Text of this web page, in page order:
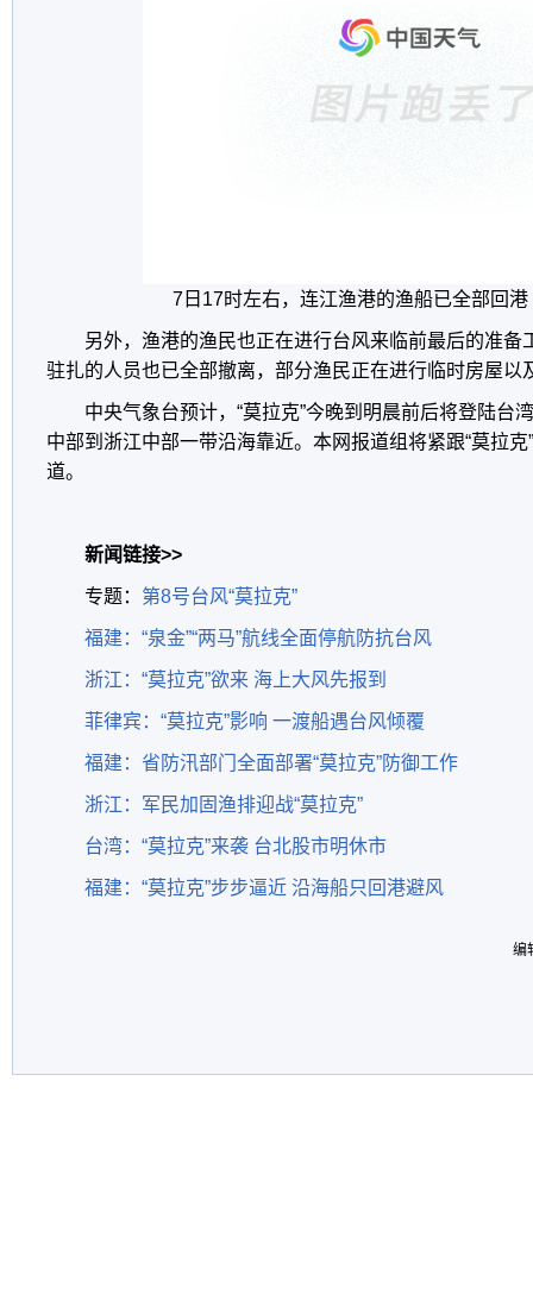
7日17时左右，连江渔港的渔船已全部回
另外，渔港的渔民也正在进行台风来临前最后的准备
驻扎的人员也已全部撤离，部分渔民正在进行临时房屋以
中央气象台预计，“莫拉克”今晚到明晨前后将登陆台
中部到浙江中部一带沿海靠近。本网报道组将紧跟“莫拉
道。
新闻链接>>
专题： 第8号台风“莫拉克”
福建：“泉金”“两马”航线全面停航防抗台风
浙江：“莫拉克”欲来 海上大风先报到
菲律宾：“莫拉克”影响 一渡船遇台风倾覆
福建：省防汛部门全面部署“莫拉克”防御工作
浙江：军民加固渔排迎战“莫拉克”
台湾：“莫拉克”来袭 台北股市明休市
福建：“莫拉克”步步逼近 沿海船只回港避风
编